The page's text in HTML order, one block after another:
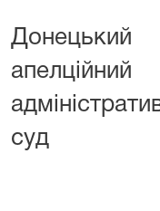
Донецький
апелційний
суд